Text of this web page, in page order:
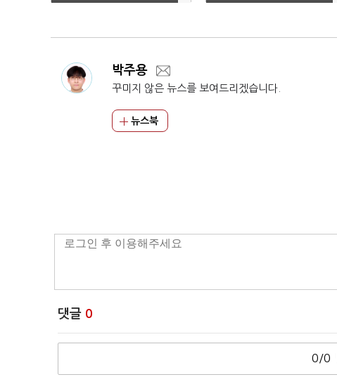
국민의힘 전당대회 관전
중동의 큰 걱정거리"
박주용
꾸미지 않은 뉴스를 보여드리겠습니다.
뉴스북
댓글 0
0/0